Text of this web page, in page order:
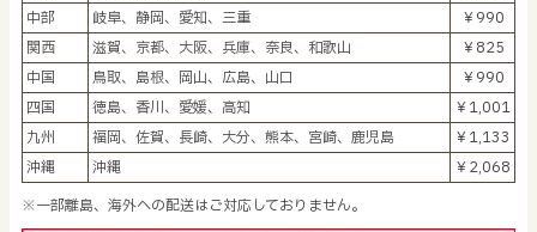
中部
岐阜、静岡、愛知、三重
￥990
関西
滋賀、京都、大阪、兵庫、奈良、和歌山
￥825
中国
鳥取、島根、岡山、広島、山口
￥990
四国
徳島、香川、愛媛、高知
￥1,001
九州
福岡、佐賀、長崎、大分、熊本、宮崎、鹿児島
￥1,133
沖縄
沖縄
￥2,068
※一部離島、海外への配送はご対応しておりません。